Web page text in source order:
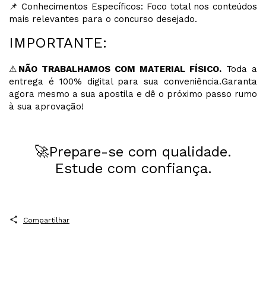
📌 Conhecimentos Específicos: Foco total nos conteúdos
mais relevantes para o concurso desejado.
IMPORTANTE:
⚠ NÃO TRABALHAMOS COM MATERIAL FÍSICO. Toda a
entrega é 100% digital para sua conveniência.Garanta
agora mesmo a sua apostila e dê o próximo passo rumo
à sua aprovação!
🚀Prepare-se com qualidade.
Estude com confiança.
Compartilhar